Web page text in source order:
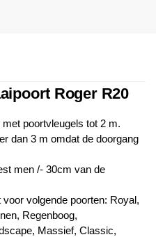
Roger R20
poortvleugels tot 2 m.
dan 3 m omdat de doorgang
men /- 30cm van de
volgende poorten: Royal,
Regenboog,
Massief, Classic,